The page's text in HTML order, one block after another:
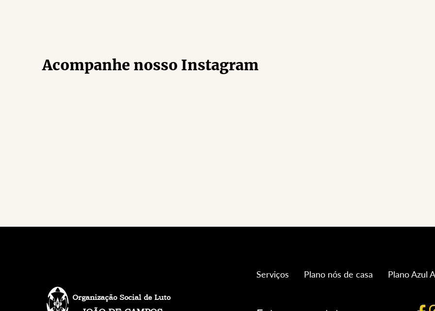
Acompanhe nosso Instagram
Organização Social de Luto
Serviços Plano nós de casa Plano Azul